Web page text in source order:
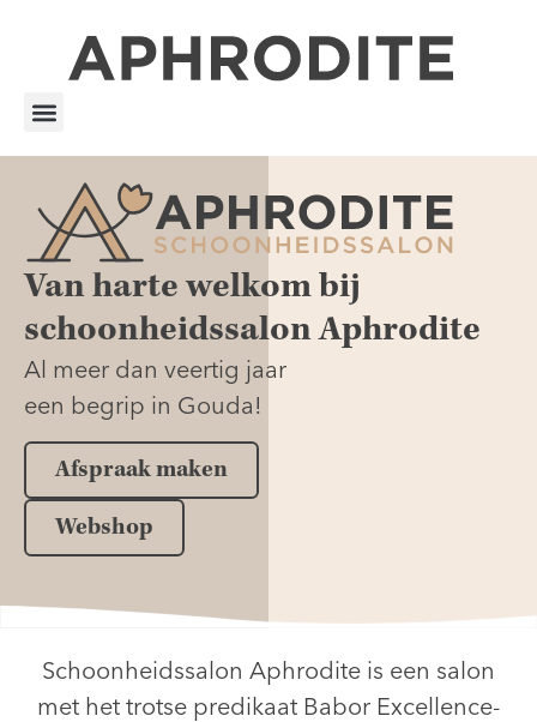
Van harte welkom bij
schoonheidssalon Aphrodite
Al meer dan veertig jaar
een begrip in Gouda!
Afspraak maken
Webshop
Schoonheidssalon Aphrodite is een salon
met het trotse predikaat Babor Excellence-